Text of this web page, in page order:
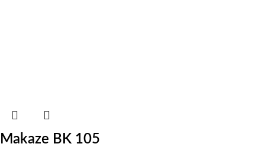
Makaze BK 105